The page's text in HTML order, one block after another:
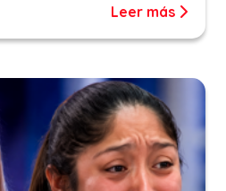
Leer más